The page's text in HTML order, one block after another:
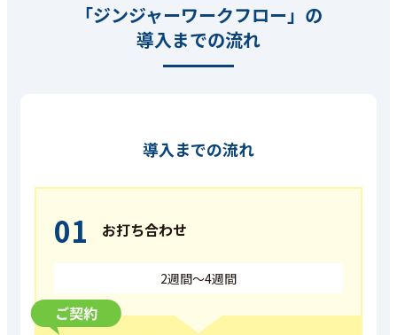
「ジンジャーワークフロー」の
導入までの流れ
導入までの流れ
01 お打ち合わせ
2週間～4週間